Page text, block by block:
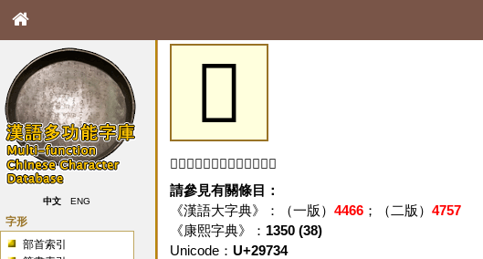
中文 ENG
字形
部首索引
𩜴
「𩜴」字未收錄於本資料庫。
請參見有關條目：
《漢語大字典》：（一版） 4466；（二版） 4757
《康熙字典》： 1350 (38)
Unicode： U+29734